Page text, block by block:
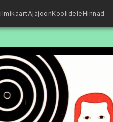
AjajoonKoolidele Hinnad